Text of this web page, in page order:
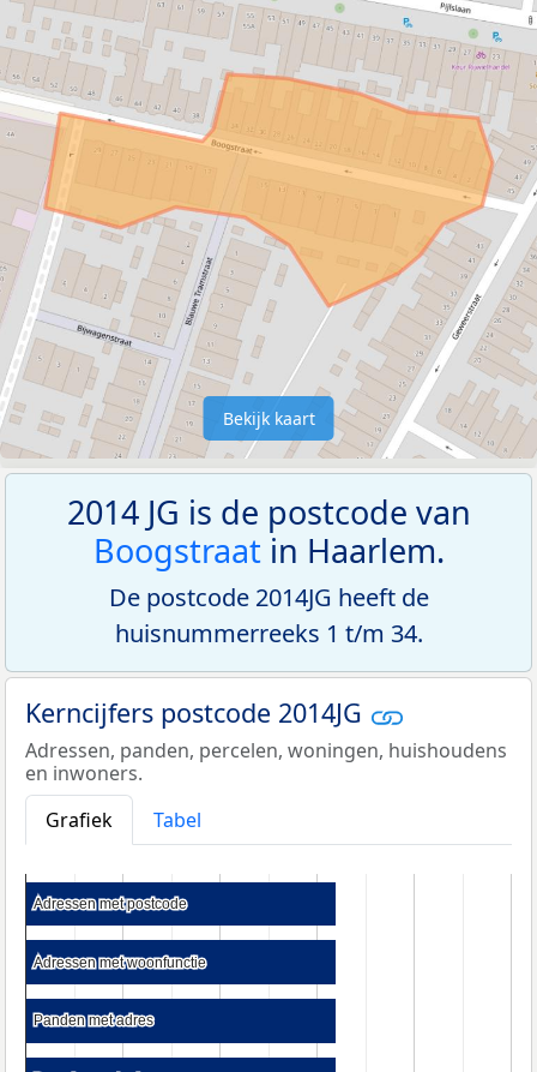
Bekijk kaart
2014 JG is de postcode van
Boogstraatin Haarlem.
De postcode 2014JG heeft de
huisnummerreeks 1 t/m 34.
Kerncijfers postcode 2014JG
Adressen, panden, percelen, woningen, huishoudens
en inwoners.
Grafiek
Tabel
Adressen met postcode
Adressen met postcode
Adressen met woonfunctie
Adressen met woonfunctie
Panden met adres
Panden met adres